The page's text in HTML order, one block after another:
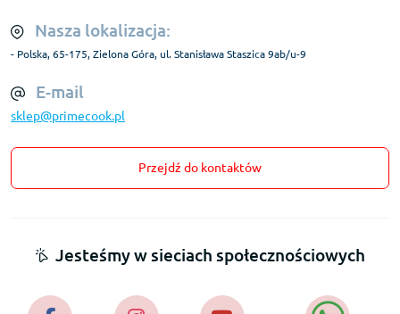
Nasza lokalizacja:
- Polska, 65-175, Zielona Góra, ul. Stanisława Staszica 9ab/u-9
E-mail
sklep@primecook.pl
Przejdź do kontaktów
Jesteśmy w sieciach społecznościowych